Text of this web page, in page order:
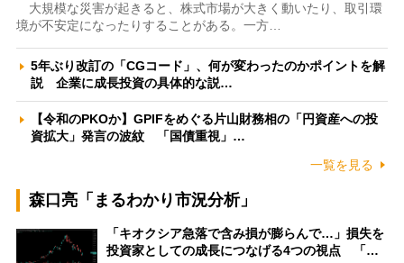
大規模な災害が起きると、株式市場が大きく動いたり、取引環
境が不安定になったりすることがある。一方…
5年ぶり改訂の「CGコード」、何が変わったのかポイントを解
説 企業に成長投資の具体的な説…
【令和のPKOか】GPIFをめぐる片山財務相の「円資産への投
資拡大」発言の波紋 「国債重視」…
一覧を見る
森口亮「まるわかり市況分析」
「キオクシア急落で含み損が膨らんで…」損失を
投資家としての成長につなげる4つの視点 「…